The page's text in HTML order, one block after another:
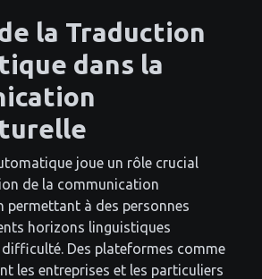
la Traduction
dans la
joue un rôle crucial
de la communication
permettant à des personnes
horizons linguistiques
Des plateformes comme
les entreprises et les particuliers